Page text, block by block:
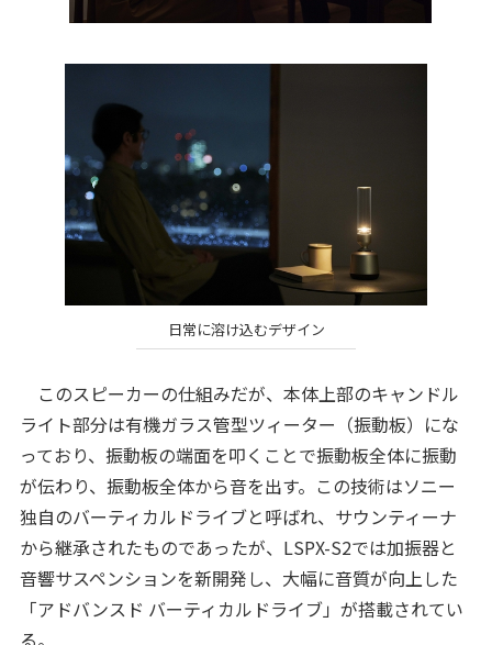
日常に溶け込むデザイン
このスピーカーの仕組みだが、本体上部のキャンドル
ライト部分は有機ガラス管型ツィーター（振動板）にな
っており、振動板の端面を叩くことで振動板全体に振動
が伝わり、振動板全体から音を出す。この技術はソニー
独自のバーティカルドライブと呼ばれ、サウンティーナ
から継承されたものであったが、LSPX-S2では加振器と
音響サスペンションを新開発し、大幅に音質が向上した
「アドバンスド バーティカルドライブ」が搭載されてい